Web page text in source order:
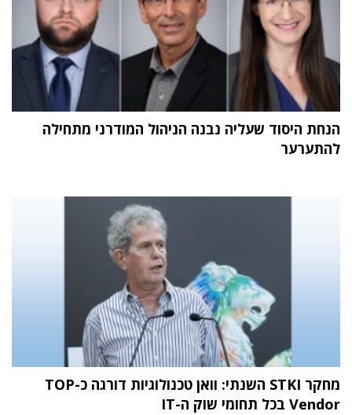
הנחת היסוד שעליה נבנה הניהול המודרני מתחילה
להתערער
מחקר STKI השנתי: וואן טכנולוגיות דורגה כ-TOP
Vendor בכל תחומי שוק ה-IT